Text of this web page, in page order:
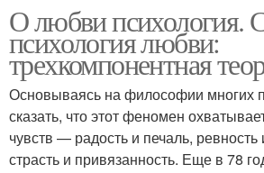
О любви психология.
психология любви:
трехкомпонентная
Основываясь на философии многих
сказать, что этот феномен
чувств — радость и печаль, ревность
страсть и привязанность. Еще в 78